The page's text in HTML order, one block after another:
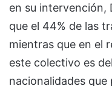
en su intervención,
que el 44% de las
mientras que en el
este colectivo es
nacionalidades